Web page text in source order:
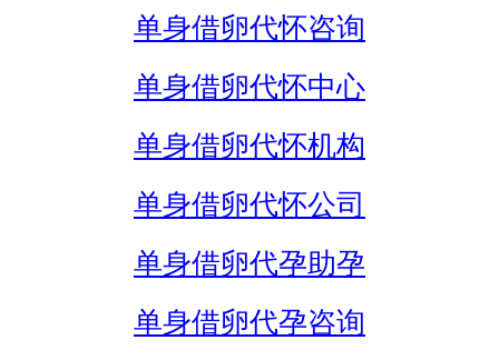
单身借卵代怀咨询
单身借卵代怀中心
单身借卵代怀机构
单身借卵代怀公司
单身借卵代孕助孕
单身借卵代孕咨询